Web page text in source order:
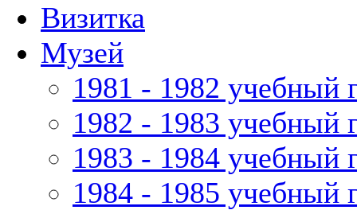
Визитка
Музей
1981 - 1982 учебный
1982 - 1983 учебный
1983 - 1984 учебный
1984 - 1985 учебный